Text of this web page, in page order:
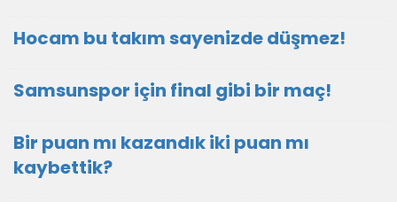
Hocam bu takım sayenizde düşmez!
Samsunspor için final gibi bir maç!
Bir puan mı kazandık iki puan mı
kaybettik?